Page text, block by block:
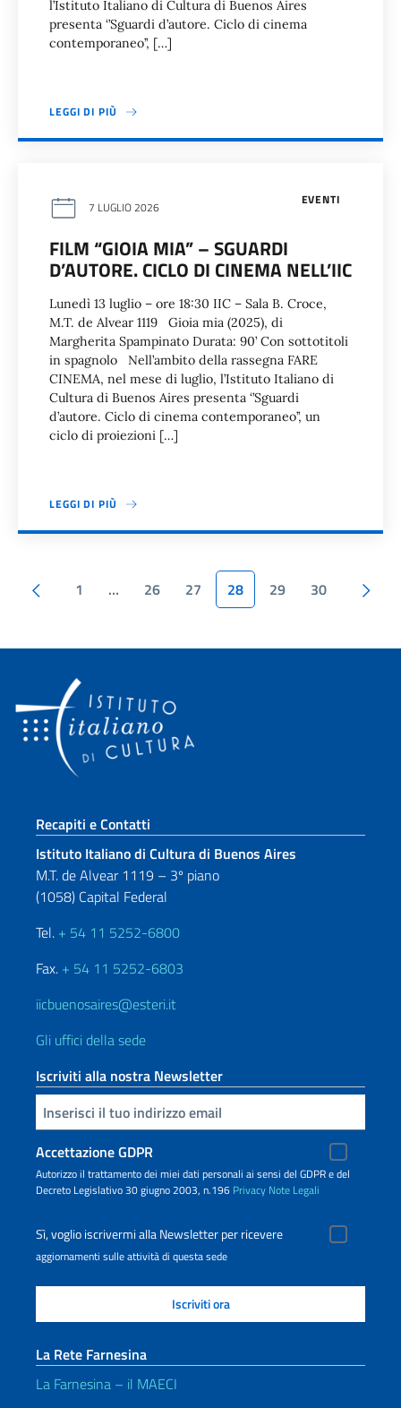
l’Istituto Italiano di Cultura di Buenos Aires
presenta ‘’Sguardi d’autore. Ciclo di cinema
contemporaneo’’, […]
LEGGI DI PIÙ
EVENTI
7 LUGLIO 2026
FILM “GIOIA MIA” – SGUARDI
D’AUTORE. CICLO DI CINEMA NELL’IIC
Lunedì 13 luglio – ore 18:30 IIC – Sala B. Croce,
M.T. de Alvear 1119 Gioia mia (2025), di
Margherita Spampinato Durata: 90’ Con sottotitoli
in spagnolo Nell’ambito della rassegna FARE
CINEMA, nel mese di luglio, l’Istituto Italiano di
Cultura di Buenos Aires presenta ‘’Sguardi
d’autore. Ciclo di cinema contemporaneo’’, un
ciclo di proiezioni […]
LEGGI DI PIÙ
Paginazione
Pagina precedente
1 … 26 27 28 29
30
Sezione footer
Recapiti e Contatti
Istituto Italiano di Cultura di Buenos Aires
M.T. de Alvear 1119 – 3º piano
(1058) Capital Federal
Tel. + 54 11 5252-6800
Fax. + 54 11 5252-6803
iicbuenosaires@esteri.it
Gli uffici della sede
Iscriviti alla nostra Newsletter
Inserisci la tua email
Accettazione GDPR
Autorizzo il trattamento dei miei dati personali ai sensi del GDPR e del
Decreto Legislativo 30 giugno 2003, n.196 Privacy Note Legali
Sì, voglio iscrivermi alla Newsletter per ricevere
aggiornamenti sulle attività di questa sede
La Rete Farnesina
La Farnesina – il MAECI